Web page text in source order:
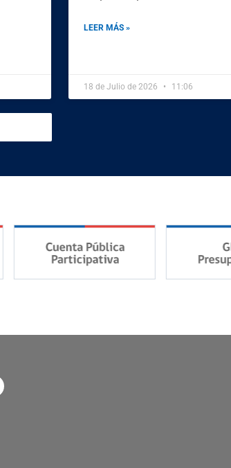
LEER MÁS »
18 de Julio de 2026 11:06